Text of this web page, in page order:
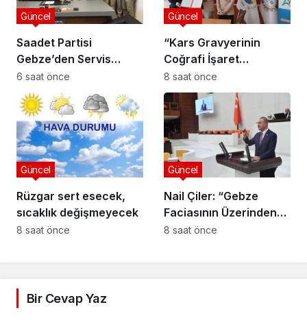
Saadet Partisi
Gebze’den Servis
Esnafına Destek
Ziyareti: “Sektörde
Adalet Sağlanmalı”
Güncel
6 saat önce
“Kars Gravyerinin
Coğrafi İşaret
Niteliğinin
Güçlendirilmesi
Projesi”
Güncel
8 saat önce
Rüzgar sert esecek,
sıcaklık değişmeyecek
Güncel
8 saat önce
Nail Çiler: “Gebze
Faciasının Üzerinden
280 Gün Geçti,
Güncel
8 saat önce
Bir Cevap Yaz